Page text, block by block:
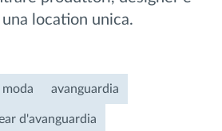
location unica.
moda avanguardia
d'avanguardia